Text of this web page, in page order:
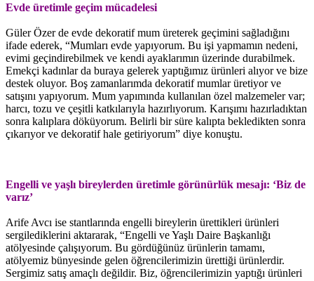
Evde üretimle geçim mücadelesi
Güler Özer de evde dekoratif mum üreterek geçimini sağladığını
ifade ederek, “Mumları evde yapıyorum. Bu işi yapmamın nedeni,
evimi geçindirebilmek ve kendi ayaklarımın üzerinde durabilmek.
Emekçi kadınlar da buraya gelerek yaptığımız ürünleri alıyor ve bize
destek oluyor. Boş zamanlarımda dekoratif mumlar üretiyor ve
satışını yapıyorum. Mum yapımında kullanılan özel malzemeler var;
harcı, tozu ve çeşitli katkılarıyla hazırlıyorum. Karışımı hazırladıktan
sonra kalıplara döküyorum. Belirli bir süre kalıpta bekledikten sonra
çıkarıyor ve dekoratif hale getiriyorum” diye konuştu.
Engelli ve yaşlı bireylerden üretimle görünürlük mesajı: ‘Biz de
varız’
Arife Avcı ise stantlarında engelli bireylerin ürettikleri ürünleri
sergilediklerini aktararak, “Engelli ve Yaşlı Daire Başkanlığı
atölyesinde çalışıyorum. Bu gördüğünüz ürünlerin tamamı,
atölyemiz bünyesinde gelen öğrencilerimizin ürettiği ürünlerdir.
Sergimiz satış amaçlı değildir. Biz, öğrencilerimizin yaptığı ürünleri